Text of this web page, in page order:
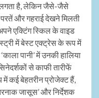
है, लेकिन जैसे-जैसे
और गहराई देखने मिलती
एक्टिंग स्किल के वाइड
में बेस्ट एक्ट्रेस के रूप में
पानी’ में उनकी हालिया
से काफी तारीफें
कई बेहतरीन प्रोजेक्ट हैं,
जासूस’ और निर्देशक